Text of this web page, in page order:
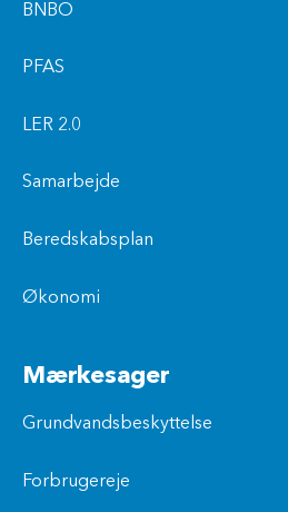
BNBO
PFAS
LER 2.0
Samarbejde
Beredskabsplan
Økonomi
Mærkesager
Grundvandsbeskyttelse
Forbrugereje